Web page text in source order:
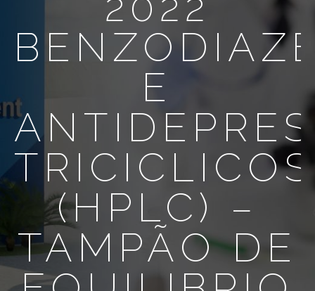
E
TRICICLICOS
(HPLC) –
TAMPÃO DE